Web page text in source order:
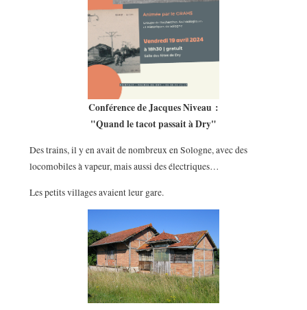
Conférence de Jacques Niveau :
"Quand le tacot passait à Dry"
Des trains, il y en avait de nombreux en Sologne, avec des
locomobiles à vapeur, mais aussi des électriques…
Les petits villages avaient leur gare.